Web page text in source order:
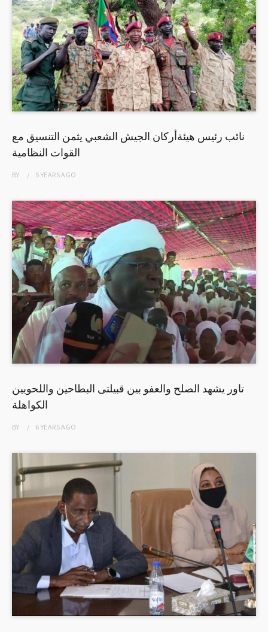
نائب رئيس هيئةأركان الجيش الشعبي يثمن التنسيق مع
القوات النظامية
BY 5 YEARSAGO
تاور يشهد الصلح والعفو بين قبيلتى البطاحين واللحويين
الكواهلة
BY 6 YEARSAGO